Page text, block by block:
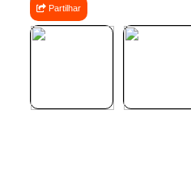
Partilhar